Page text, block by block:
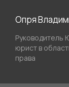
Опря
Руководитель
юрист в
права